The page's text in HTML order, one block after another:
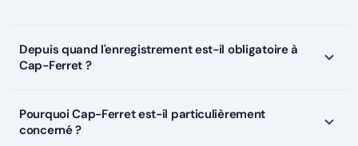
Depuis quand l'enregistrement est-il obligatoire à
Cap-Ferret ?
Pourquoi Cap-Ferret est-il particulièrement
concerné ?